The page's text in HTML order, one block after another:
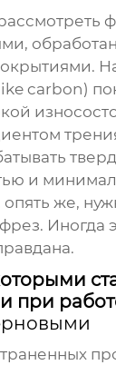
carbon)
и
же,
Иногда
при